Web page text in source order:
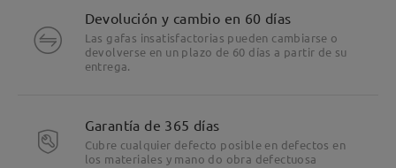
Devolución y cambio en 60 días
Las gafas insatisfactorias pueden cambiarse o
devolverse en un plazo de 60 días a partir de su
entrega.
Garantía de 365 días
Cubre cualquier defecto posible en defectos en
los materiales y mano do obra defectuosa